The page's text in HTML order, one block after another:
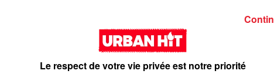
interlude Yorssy
Le respect de votre vie privée est notre priorité